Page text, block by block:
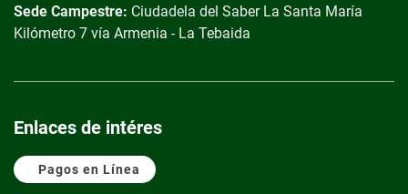
Sede Campestre: Ciudadela del Saber La Santa María
Kilómetro 7 vía Armenia - La Tebaida
Enlaces de intéres
Pagos en Línea